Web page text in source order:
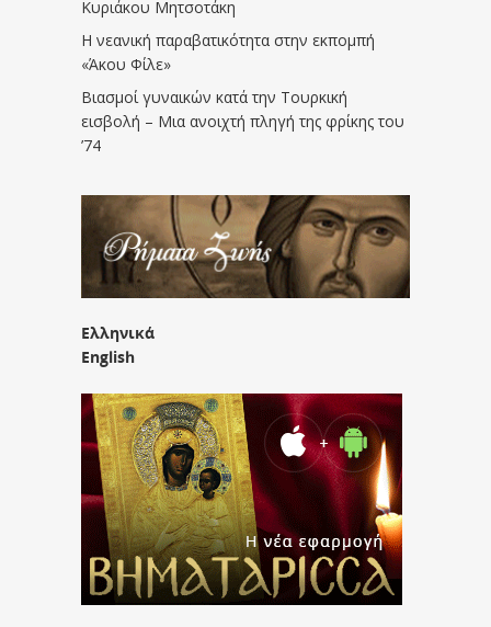
Κυριάκου Μητσοτάκη
Η νεανική παραβατικότητα στην εκπομπή
«Άκου Φίλε»
Βιασμοί γυναικών κατά την Τουρκική
εισβολή – Μια ανοιχτή πληγή της φρίκης του
’74
Ελληνικά
English